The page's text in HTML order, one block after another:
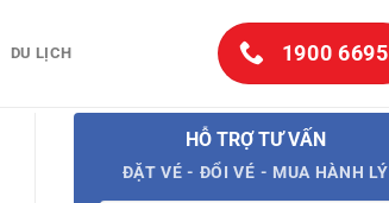
DU LỊCH 1900 6695
HỖ TRỢ TƯ VẤN
ĐẶT VÉ - ĐỔI VÉ - MUA HÀNH LÝ